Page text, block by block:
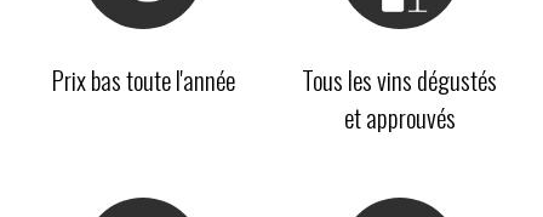
Prix bas toute l'année
Tous les vins dégustés
et approuvés